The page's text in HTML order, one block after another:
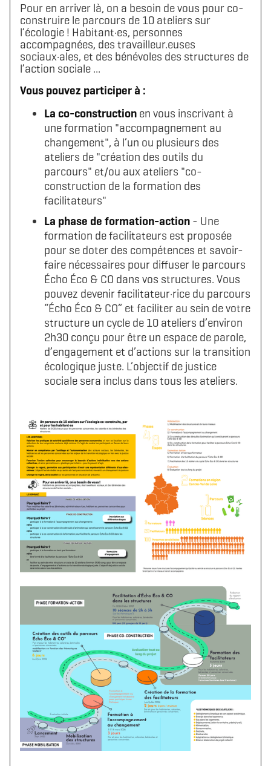
Pour en arriver là, on a besoin de vous pour co-
construire le parcours de 10 ateliers sur
l’écologie ! Habitant·es, personnes
accompagnées, des travailleur.euses
sociaux·ales, et des bénévoles des structures de
l’action sociale ...
Vous pouvez participer à :
La co-construction en vous inscrivant à
une formation "accompagnement au
changement", à l’un ou plusieurs des
ateliers de "création des outils du
parcours" et/ou aux ateliers "co-
construction de la formation des
facilitateurs"
La phase de formation-action - Une
formation de facilitateurs est proposée
pour se doter des compétences et savoir-
faire nécessaires pour diffuser le parcours
Écho Éco & CO dans vos structures. Vous
pouvez devenir facilitateur·rice du parcours
“Écho Éco & CO” et faciliter au sein de votre
structure un cycle de 10 ateliers d’environ
2h30 conçu pour être un espace de parole,
d’engagement et d’actions sur la transition
écologique juste. L’objectif de justice
sociale sera inclus dans tous les ateliers.